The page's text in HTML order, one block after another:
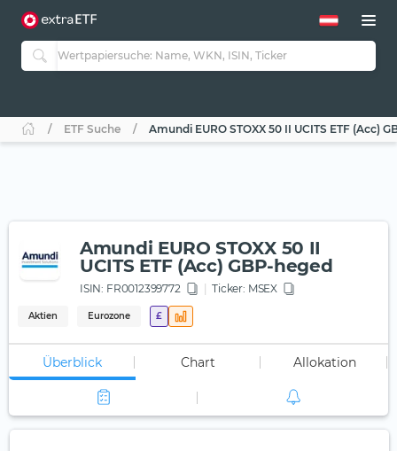
ETF Suche Amundi EURO STOXX 50 II UCITS ETF (Acc)
Amundi EURO STOXX 50 II
UCITS ETF (Acc) GBP-heged
ISIN: FR0012399772 Ticker: MSEX
Aktien Eurozone £
Überblick Chart Allokation